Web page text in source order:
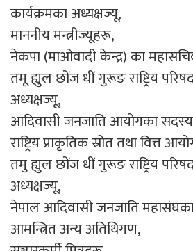
कार्यक्रमका अध्यक्षज्यू,
माननीय मन्त्रीज्यूहरू,
नेकपा (माओवादी केन्द्र) का
तमू ह्युल छोंज धीं गुरूङ राष्ट्रिय
अध्यक्षज्यू,
आदिवासी जनजाति आयोगका
राष्ट्रिय प्राकृतिक स्रोत तथा वित्त
तमु ह्युल छोंज धीं गुरूङ राष्ट्रिय
अध्यक्षज्यू,
नेपाल आदिवासी जनजाति
आमन्त्रित अन्य अतिथिगण,